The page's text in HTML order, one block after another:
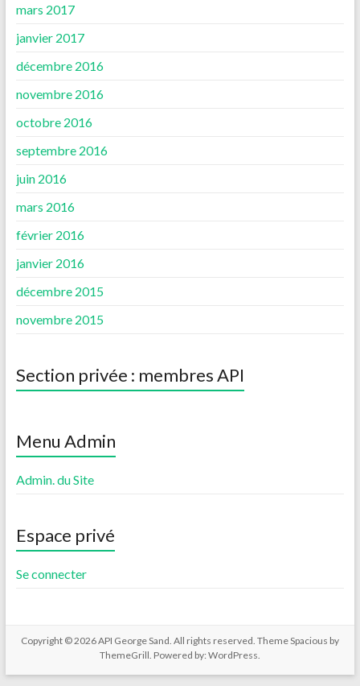
mars 2017
janvier 2017
décembre 2016
novembre 2016
octobre 2016
septembre 2016
juin 2016
mars 2016
février 2016
janvier 2016
décembre 2015
novembre 2015
Section privée : membres API
Menu Admin
Admin. du Site
Espace privé
Se connecter
Copyright © 2026API George Sand . All rights reserved. ThemeSpacious by
ThemeGrill. Powered by: WordPress